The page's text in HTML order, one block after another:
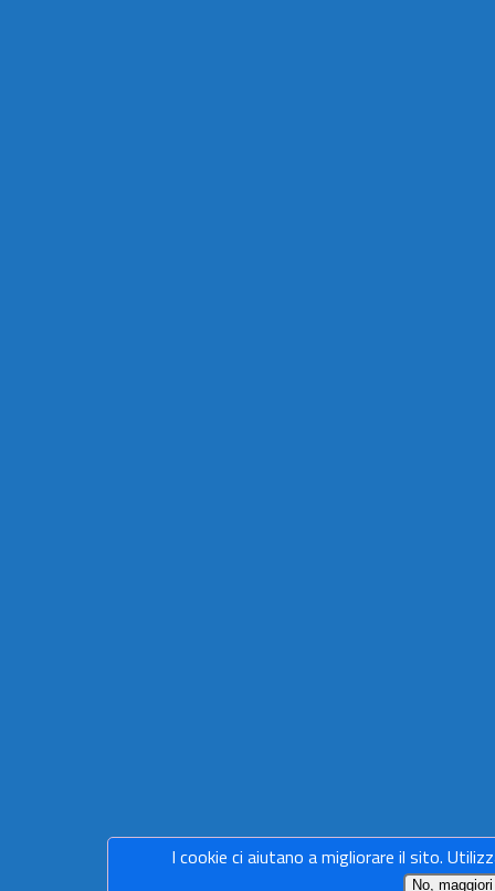
I cookie ci aiutano a migliorare il sito.
No,